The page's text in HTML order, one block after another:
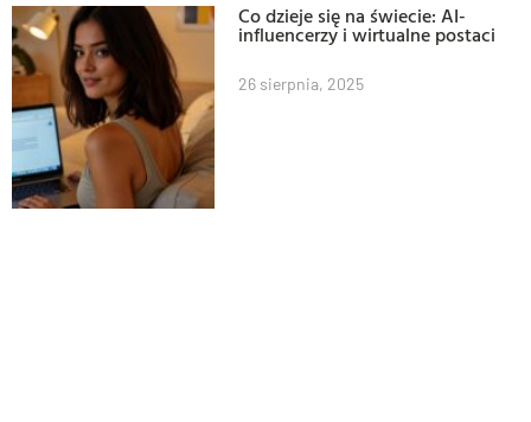
Co dzieje się na świecie: AI-
influencerzy i wirtualne postaci
26 sierpnia, 2025